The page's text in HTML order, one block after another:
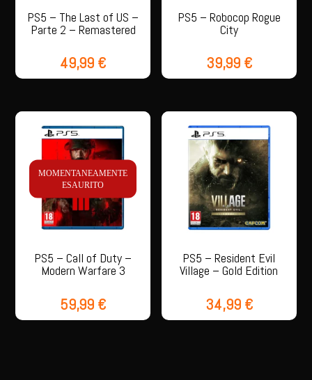
PS5 – The Last of US –
Parte 2 – Remastered
49,99 €
PS5 – Robocop Rogue
City
39,99 €
MOMENTANEAMENTE
ESAURITO
PS5 – Call of Duty –
Modern Warfare 3
59,99 €
PS5 – Resident Evil
Village – Gold Edition
34,99 €